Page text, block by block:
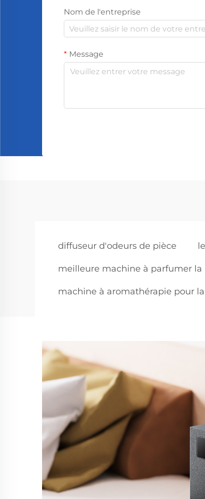
Nom de l'entreprise
Message
diffuseur d'odeurs de pièce
meilleure machine à parfumer la
machine à aromathérapie pour